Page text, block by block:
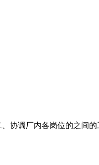
协调厂内各岗位的之间